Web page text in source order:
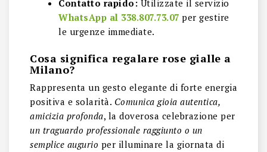
Contatto rapido: Utilizzate il servizio
WhatsApp al 338.807.73.07 per gestire
le urgenze immediate.
Cosa significa regalare rose gialle a
Milano?
Rappresenta un gesto elegante di forte energia
positiva e solarità. Comunica gioia autentica,
amicizia profonda, la doverosa celebrazione per
un traguardo professionale raggiunto o un
semplice augurio per illuminare la giornata di